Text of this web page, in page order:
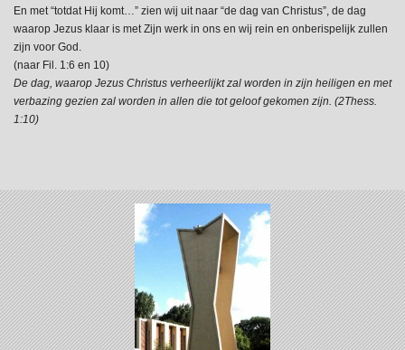
En met “totdat Hij komt…” zien wij uit naar “de dag van Christus”, de dag
waarop Jezus klaar is met Zijn werk in ons en wij rein en onberispelijk zullen
zijn voor God.
(naar Fil. 1:6 en 10)
De dag, waarop Jezus Christus verheerlijkt zal worden in zijn heiligen en met
verbazing gezien zal worden in allen die tot geloof gekomen zijn. (2Thess.
1:10)